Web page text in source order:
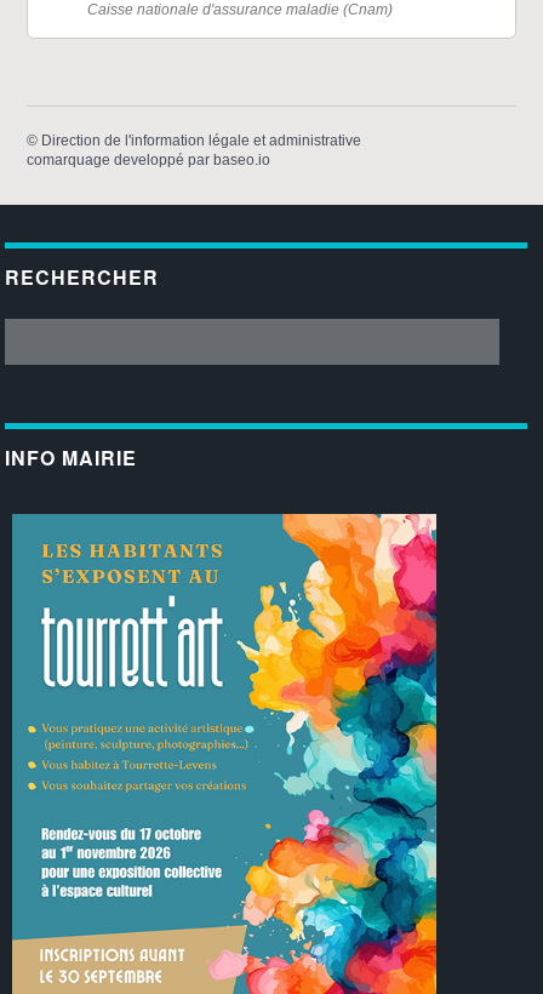
Caisse nationale d'assurance maladie (Cnam)
© Direction de l'information légale et administrative
comarquage developpé parbaseo.io
RECHERCHER
INFO MAIRIE